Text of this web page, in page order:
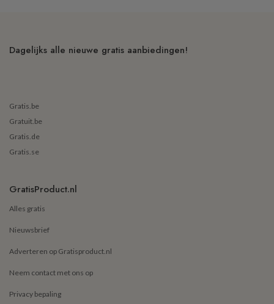
Dagelijks alle nieuwe gratis aanbiedingen!
Gratis.be
Gratuit.be
Gratis.de
Gratis.se
GratisProduct.nl
Alles gratis
Nieuwsbrief
Adverteren op Gratisproduct.nl
Neem contact met ons op
Privacy bepaling